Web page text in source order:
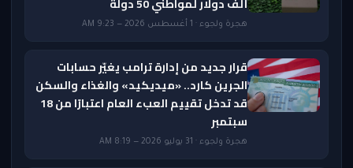
هجرة ولجوء · 1 أغسطس 2026 — 9:23 AM
قرار جديد من إدارة ترامب يغيّر حسابات
الجرين كارد.. «ميديكيد» والغذاء والسكن
قد تدخل تقييم العبء العام اعتبارًا من 18
سبتمبر
هجرة ولجوء · 31 يوليو 2026 — 8:19 AM